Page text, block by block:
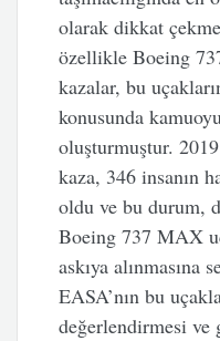
olarak dikkat
özellikle Boeing
kazalar, bu
konusunda
oluşturmuştur.
kaza, 346 insanın
oldu ve bu durum,
Boeing 737 MAX
askıya
EASA’nın bu
değerlendirmesi ve